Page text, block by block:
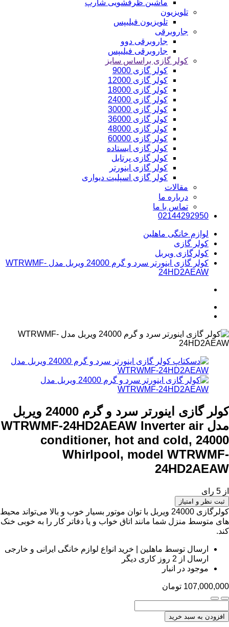
ماشین ظرفشویی شارپ
تلویزیون
تلویزیون فیلیپس
جاروبرقی
جاروبرقی دوو
جاروبرقی فیلیپس
کولر گازی براساس سایز
کولر گازی 9000
کولر گازی 12000
کولر گازی 18000
کولر گازی 24000
کولر گازی 30000
کولر گازی 36000
کولر گازی 48000
کولر گازی 60000
کولر گازی ایستاده
کولر گازی پرتابل
کولر گازی اینورتر
کولر گازی اسپلیت دیواری
مقالات
درباره ما
تماس با ما
02144292950
لوازم خانگی ماهلین
کولر گازی
کولرگازی ویربل
کولر گازی اینورتر سرد و گرم 24000 ویربل مدل WTRWMF-
24HD2AEAW
کولر گازی اینورتر سرد و گرم 24000 ویربل
مدل WTRWMF-24HD2AEAW Inverter air
conditioner, hot and cold, 24000
Whirlpool, model WTRWMF-
24HD2AEAW
از 5 رای
ثبت نظر و امتیاز
کولرگازی 24000 ویربل با توان موتور بسیار خوب و بالا می‌تواند محیط
های متوسط منزل شما مانند اتاق خواب و یا دفاتر کار را به خوبی خنک
کند.
ارسال توسط ماهلین | خرید انواع لوازم خانگی ایرانی و خارجی
ارسال از 2 روز کاری دیگر
موجود در انبار
107,000,000 تومان
افزودن به سبد خرید